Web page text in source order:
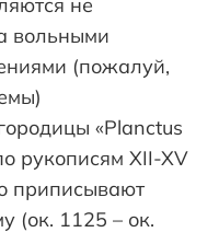
не
вольными
(пожалуй,
«Planctus
рукописям XII-XV
приписывают
(ок. 1125 – ок.